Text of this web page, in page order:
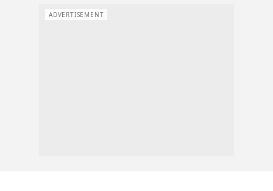
ADVERTISEMENT